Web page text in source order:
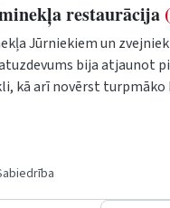
restaurācija
Jūrniekiem un
bija atjaunot
kā arī novērst turpmāko